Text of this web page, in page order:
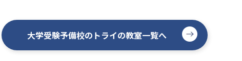
大学受験予備校のトライの教室一覧へ